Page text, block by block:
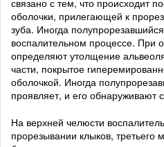
оболочки, прилегающей к
зуба. Иногда
воспалительном процессе. При
определяют утолщение
части, покрытое
оболочкой. Иногда
проявляет, и его обнаруживают
На верхней челюсти
прорезывании клыков, третьего